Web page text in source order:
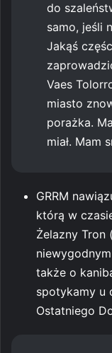
do
samo, jeśli
Jakąś
Vaes
miasto
porażka.
miał. Mam
GRRM
którą w
Żelazny Tron
także o
spotykamy u
Ostatniego